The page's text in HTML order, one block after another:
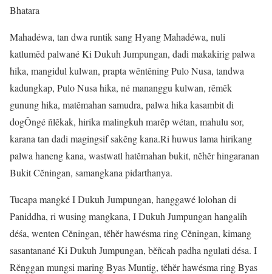
Bhatara
Mahadéwa, tan dwa runtik sang Hyang Mahadéwa, nuli
katlumĕd palwané Ki Dukuh Jumpungan, dadi makakirig palwa
hika, mangidul kulwan, prapta wĕntĕning Pulo Nusa, tandwa
kadungkap, Pulo Nusa hika, né mananggu kulwan, rĕmĕk
gunung hika, matĕmahan samudra, palwa hika kasambit di
dogÔngé ñlĕkak, hirika malingkuh marĕp wétan, mahulu sor,
karana tan dadi magingsif sakĕng kana.Ri huwus lama hirikang
palwa haneng kana, wastwatl hatĕmahan bukit, nĕhĕr hingaranan
Bukit Cĕningan, samangkana pidarthanya.
Tucapa mangké I Dukuh Jumpungan, hanggawé lolohan di
Paniddha, ri wusing mangkana, I Dukuh Jumpungan hangalih
déśa, wenten Cĕningan, tĕhĕr hawésma ring Cĕningan, kimang
sasantanané Ki Dukuh Jumpungan, bĕñcah padha ngulati désa. I
Rĕnggan mungsi maring Byas Muntig, tĕhĕr hawésma ring Byas